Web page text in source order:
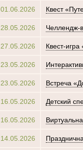
01.06.2026 Квест
28.05.2026 Челлендж-
27.05.2026 Квест-
23.05.2026
23.05.2026 Встреча
16.05.2026 Детский
16.05.2026
14.05.2026